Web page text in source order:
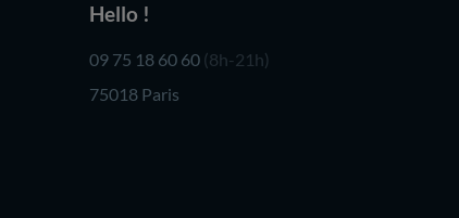
Hello !
09 75 18 60 60 (8h-21h)
75018 Paris